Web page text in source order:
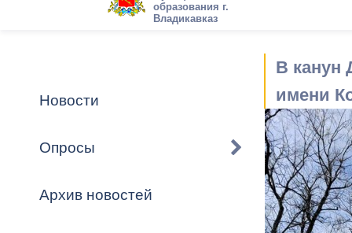
образования г.
Владикавказ
Устав
Города-
городского
Торги и
Программа
Формы
Обратная
Комиссии
График
Новостная
Актуально
Новости
Опросы
Архив новостей
В канун
имени